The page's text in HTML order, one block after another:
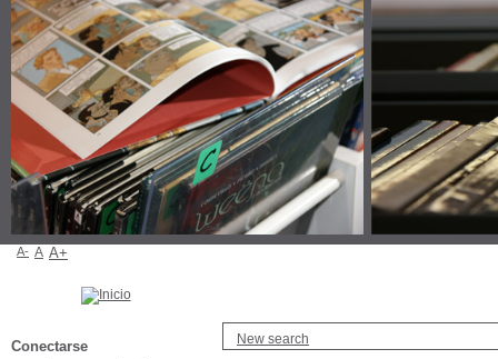
New search
A- A A+
Conectarse